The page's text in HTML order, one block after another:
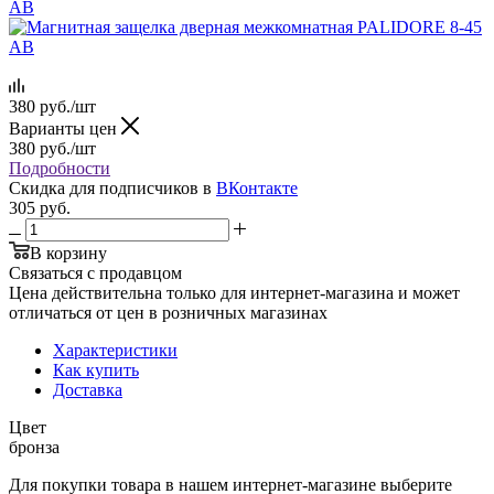
380 руб./шт
Варианты цен
380 руб./шт
Подробности
Скидка для подписчиков в ВКонтакте
305 руб.
В корзину
Связаться с продавцом
Цена действительна только для интернет-магазина и может
отличаться от цен в розничных магазинах
Характеристики
Как купить
Доставка
Цвет
бронза
Для покупки товара в нашем интернет-магазине выберите